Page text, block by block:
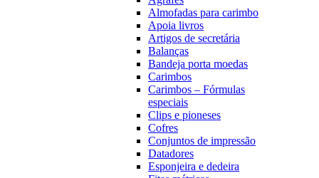
Almofadas para carimbo
Apoia livros
Artigos de secretária
Balanças
Bandeja porta moedas
Carimbos
Carimbos – Fórmulas
especiais
Clips e pioneses
Cofres
Conjuntos de impressão
Datadores
Esponjeira e dedeira